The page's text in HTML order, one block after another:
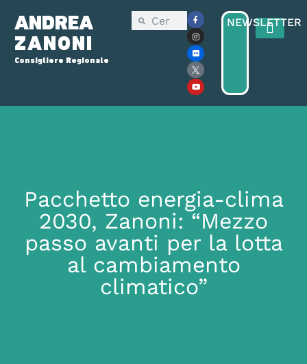
ANDREA
ZANONI
Consigliere Regionale
NEWSLETTER
Pacchetto energia-clima
2030, Zanoni: “Mezzo
passo avanti per la lotta
al cambiamento
climatico”